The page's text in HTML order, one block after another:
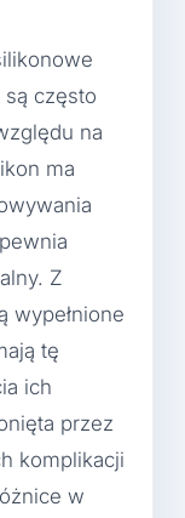
często
na
ma
Z
wypełnione
tę
ich
przez
komplikacji
w